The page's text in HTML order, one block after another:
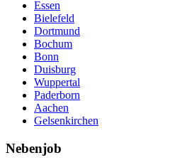
Essen
Bielefeld
Dortmund
Bochum
Bonn
Duisburg
Wuppertal
Paderborn
Aachen
Gelsenkirchen
Nebenjob